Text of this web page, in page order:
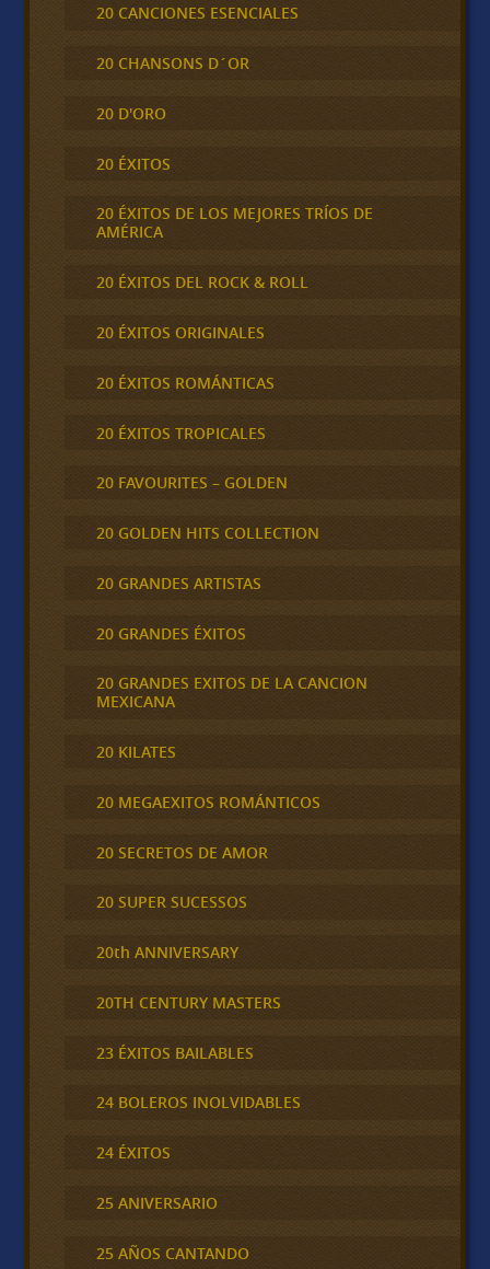
20 CANCIONES ESENCIALES
20 CHANSONS D´OR
20 D'ORO
20 ÉXITOS
20 ÉXITOS DE LOS MEJORES TRÍOS DE
AMÉRICA
20 ÉXITOS DEL ROCK & ROLL
20 ÉXITOS ORIGINALES
20 ÉXITOS ROMÁNTICAS
20 ÉXITOS TROPICALES
20 FAVOURITES – GOLDEN
20 GOLDEN HITS COLLECTION
20 GRANDES ARTISTAS
20 GRANDES ÉXITOS
20 GRANDES EXITOS DE LA CANCION
MEXICANA
20 KILATES
20 MEGAEXITOS ROMÁNTICOS
20 SECRETOS DE AMOR
20 SUPER SUCESSOS
20th ANNIVERSARY
20TH CENTURY MASTERS
23 ÉXITOS BAILABLES
24 BOLEROS INOLVIDABLES
24 ÉXITOS
25 ANIVERSARIO
25 AÑOS CANTANDO